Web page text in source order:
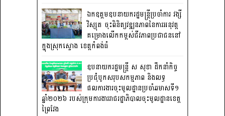
ឯកឧត្តមឧបនាយករដ្ឋមន្រ្តីប្រចាំការ វង្សី
វិស្សុត ចុះពិនិត្យវឌ្ឍនភាពនៃការអនុវត្ត
គម្រោងលើកកម្ពស់ជីវភាពប្រជាជននៅ
ក្នុងស្រុកស្ទោង ខេត្តកំពង់ធំ
ឧបនាយករដ្ឋមន្ត្រី ស សុខា ដឹកនាំកិច្ច
ប្រជុំបូកសរុបសកម្មភាព និងលទ្ធ
ផលការងារចុះមូលដ្ឋានប្រចាំឆមាសទី១
ឆ្នាំ២០២៦ របស់ក្រុមការងាររាជរដ្ឋាភិបាលចុះមូលដ្ឋានខេត្ត
ព្រៃវែង